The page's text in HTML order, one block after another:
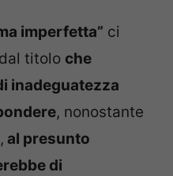
imperfetta” ci
titolo che
inadeguatezza
, nonostante
al presunto
di